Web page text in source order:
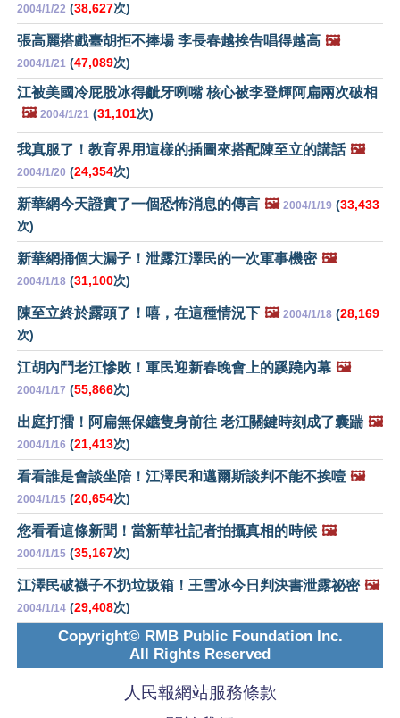
2004/1/22 (38,627次)
張高麗搭戲臺胡拒不捧場 李長春越挨告唱得越高 🖼️
2004/1/21 (47,089次)
江被美國冷屁股冰得齜牙咧嘴 核心被李登輝阿扁兩次破相
🖼️ 2004/1/21 (31,101次)
我真服了！教育界用這樣的插圖來搭配陳至立的講話 🖼️
2004/1/20 (24,354次)
新華網今天證實了一個恐怖消息的傳言 🖼️ 2004/1/19 (33,433
次)
新華網捅個大漏子！泄露江澤民的一次軍事機密 🖼️
2004/1/18 (31,100次)
陳至立終於露頭了！嘻，在這種情況下 🖼️ 2004/1/18 (28,169
次)
江胡內鬥老江慘敗！軍民迎新春晚會上的蹊蹺內幕 🖼️
2004/1/17 (55,866次)
出庭打擂！阿扁無保鑣隻身前往 老江關鍵時刻成了囊踹 🖼️
2004/1/16 (21,413次)
看看誰是會談坐陪！江澤民和邁爾斯談判不能不挨噎 🖼️
2004/1/15 (20,654次)
您看看這條新聞！當新華社記者拍攝真相的時候 🖼️
2004/1/15 (35,167次)
江澤民破襪子不扔垃圾箱！王雪冰今日判決書泄露祕密 🖼️
2004/1/14 (29,408次)
Copyright© RMB Public Foundation Inc.
All Rights Reserved
人民報網站服務條款